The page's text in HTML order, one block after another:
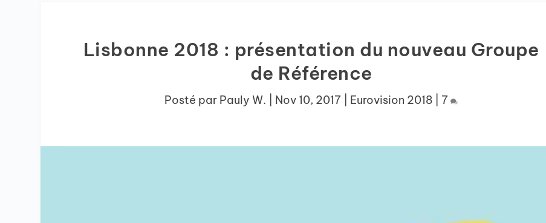
Lisbonne 2018 : présentation du nouveau Groupe
de Référence
Posté par Pauly W. Nov 10, 2017 Eurovision 2018 7